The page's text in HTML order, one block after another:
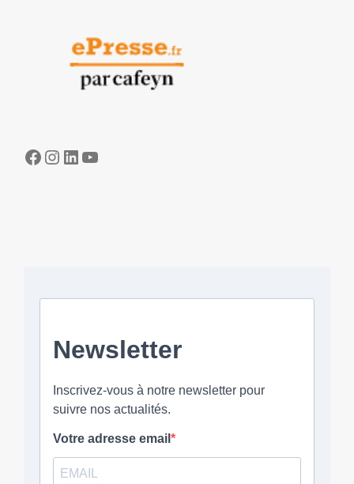
Facebook
Instagram
LinkedIn
YouTube